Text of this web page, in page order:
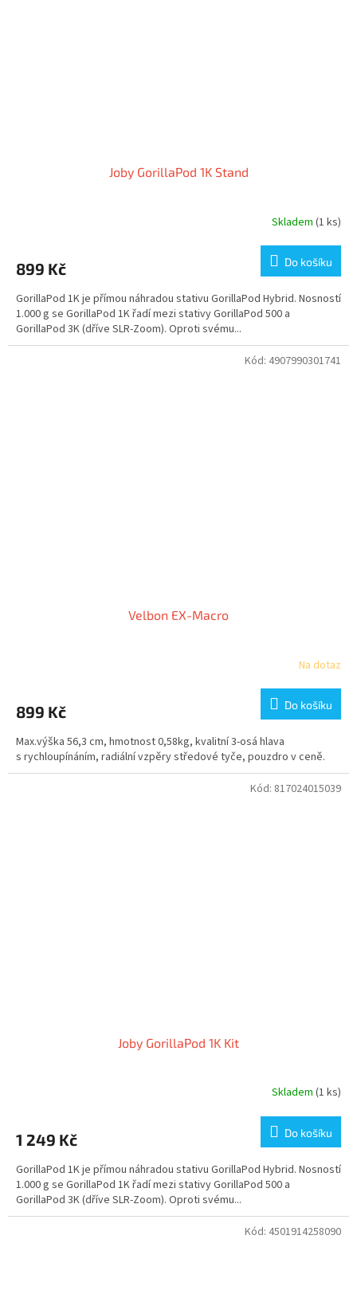
Joby GorillaPod 1K Stand
Skladem (1 ks)
899 Kč Do košíku
GorillaPod 1K je přímou náhradou stativu GorillaPod Hybrid. Nosností
1.000 g se GorillaPod 1K řadí mezi stativy GorillaPod 500 a
GorillaPod 3K (dříve SLR-Zoom). Oproti svému...
Velbon EX-Macro
Na dotaz
899 Kč Do košíku
Max.výška 56,3 cm, hmotnost 0,58kg, kvalitní 3-osá hlava
s rychloupínáním, radiální vzpěry středové tyče, pouzdro v ceně.
Kód: 4907990301741
Joby GorillaPod 1K Kit
Skladem (1 ks)
1 249 Kč Do košíku
GorillaPod 1K je přímou náhradou stativu GorillaPod Hybrid. Nosností
1.000 g se GorillaPod 1K řadí mezi stativy GorillaPod 500 a
GorillaPod 3K (dříve SLR-Zoom). Oproti svému...
Kód: 817024015039
Kód: 4501914258090